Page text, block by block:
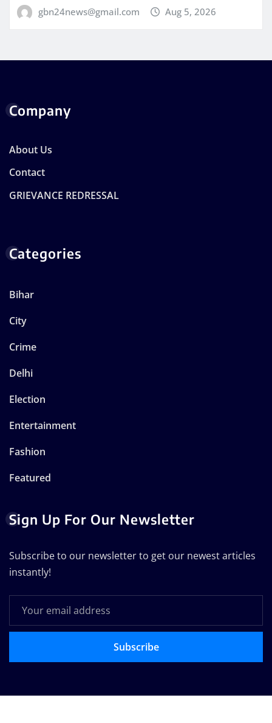
gbn24news@gmail.com Aug 5, 2026
Company
About Us
Contact
GRIEVANCE REDRESSAL
Categories
Bihar
City
Crime
Delhi
Election
Entertainment
Fashion
Featured
Sign Up For Our Newsletter
Subscribe to our newsletter to get our newest articles
instantly!
Subscribe